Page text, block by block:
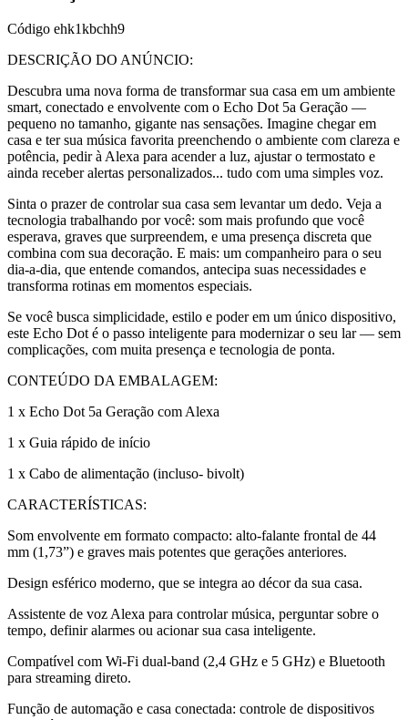
Código ehk1kbchh9
DESCRIÇÃO DO ANÚNCIO:
Descubra uma nova forma de transformar sua casa em um ambiente
smart, conectado e envolvente com o Echo Dot 5a Geração —
pequeno no tamanho, gigante nas sensações. Imagine chegar em
casa e ter sua música favorita preenchendo o ambiente com clareza e
potência, pedir à Alexa para acender a luz, ajustar o termostato e
ainda receber alertas personalizados... tudo com uma simples voz.
Sinta o prazer de controlar sua casa sem levantar um dedo. Veja a
tecnologia trabalhando por você: som mais profundo que você
esperava, graves que surpreendem, e uma presença discreta que
combina com sua decoração. E mais: um companheiro para o seu
dia-a-dia, que entende comandos, antecipa suas necessidades e
transforma rotinas em momentos especiais.
Se você busca simplicidade, estilo e poder em um único dispositivo,
este Echo Dot é o passo inteligente para modernizar o seu lar — sem
complicações, com muita presença e tecnologia de ponta.
CONTEÚDO DA EMBALAGEM:
1 x Echo Dot 5a Geração com Alexa
1 x Guia rápido de início
1 x Cabo de alimentação (incluso- bivolt)
CARACTERÍSTICAS:
Som envolvente em formato compacto: alto-falante frontal de 44
mm (1,73”) e graves mais potentes que gerações anteriores.
Design esférico moderno, que se integra ao décor da sua casa.
Assistente de voz Alexa para controlar música, perguntar sobre o
tempo, definir alarmes ou acionar sua casa inteligente.
Compatível com Wi-Fi dual-band (2,4 GHz e 5 GHz) e Bluetooth
para streaming direto.
Função de automação e casa conectada: controle de dispositivos